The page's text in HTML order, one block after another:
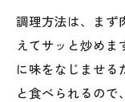
く解説
ポン酢
みよう
豚肉ポ
調理方法は、まず
えてサッと炒め
に味をなじませる
と食べられるので